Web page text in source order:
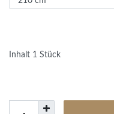
Inhalt 1 Stück